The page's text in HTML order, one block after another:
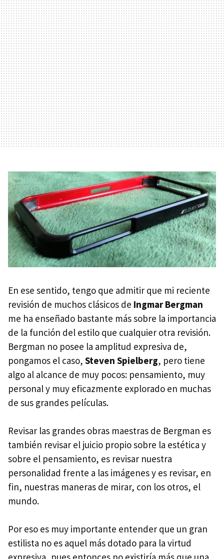
En ese sentido, tengo que admitir que mi reciente
revisión de muchos clásicos de Ingmar Bergman
me ha enseñado bastante más sobre la importancia
de la función del estilo que cualquier otra revisión.
Bergman no posee la amplitud expresiva de,
pongamos el caso, Steven Spielberg, pero tiene
algo al alcance de muy pocos: pensamiento, muy
personal y muy eficazmente explorado en muchas
de sus grandes películas.
Revisar las grandes obras maestras de Bergman es
también revisar el juicio propio sobre la estética y
sobre el pensamiento, es revisar nuestra
personalidad frente a las imágenes y es revisar, en
fin, nuestras maneras de mirar, con los otros, el
mundo.
Por eso es muy importante entender que un gran
estilista no es aquel más dotado para la virtud